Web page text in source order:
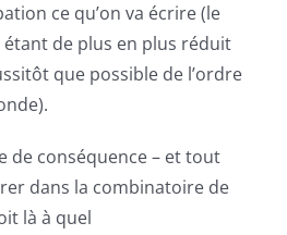
ce qu’on va écrire (le
de plus en plus réduit
que possible de l’ordre
de conséquence – et tout
dans la combinatoire de
là à quel